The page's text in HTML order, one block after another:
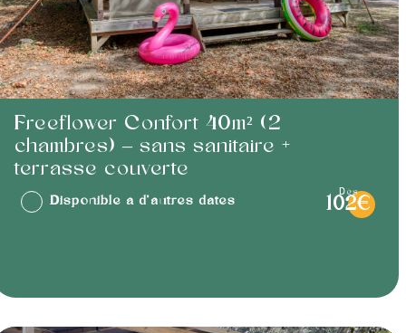
Freeflower Confort 40m² (2
chambres) – sans sanitaire +
terrasse couverte
Disponible à d'autres dates
dès
102€